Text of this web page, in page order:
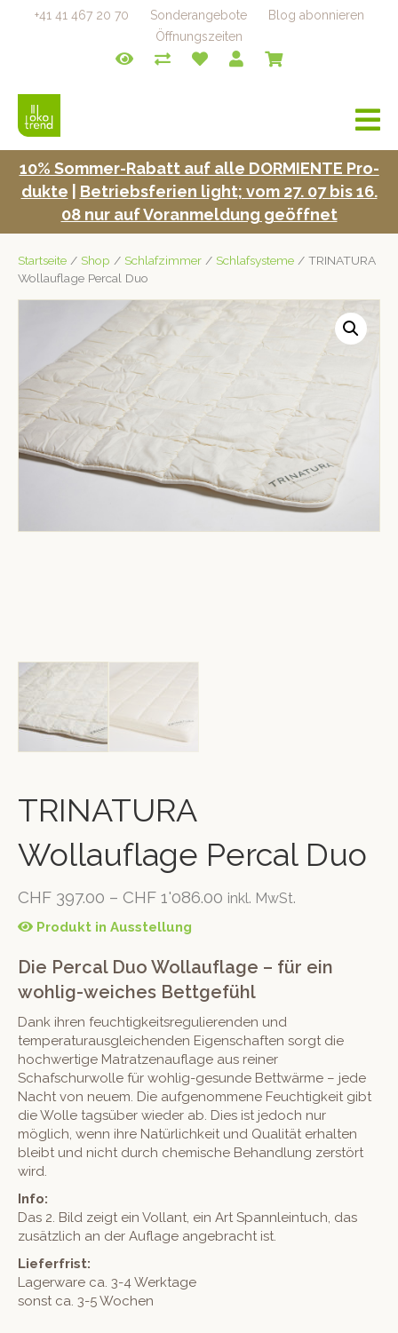
+41 41 467 20 70 Sonderangebote
Blog abonnieren
Öffnungszeiten
a
v
i
10% Som­mer-Rabatt auf alle DORMIENTE Pro­
duk­te
Betrieb­s­fe­rien light; vom 27. 07 bis 16.
08 nur auf Voran­mel­dung geöffnet
Startseite / Shop / Schlafzimmer / Schlafsysteme / TRINATURA
Wollauflage Percal Duo
TRINATURA
Wollauflage Percal Duo
CHF 397.00 – CHF 1'086.00 inkl. MwSt.
Produkt in Ausstellung
Die Percal Duo Wollauflage – für ein
wohlig-weiches Bettgefühl
Dank ihren feuchtigkeitsregulierenden und
temperaturausgleichenden Eigenschaften sorgt die
hochwertige Matratzenauflage aus reiner
Schafschurwolle für wohlig-gesunde Bettwärme – jede
Nacht von neuem. Die aufgenommene Feuchtigkeit gibt
die Wolle tagsüber wieder ab. Dies ist jedoch nur
möglich, wenn ihre Natürlichkeit und Qualität erhalten
bleibt und nicht durch chemische Behandlung zerstört
wird.
Info:
Das 2. Bild zeigt ein Vollant, ein Art Spannleintuch, das
zusätzlich an der Auflage angebracht ist.
Lieferfrist:
Lagerware ca. 3-4 Werktage
sonst ca. 3-5 Wochen